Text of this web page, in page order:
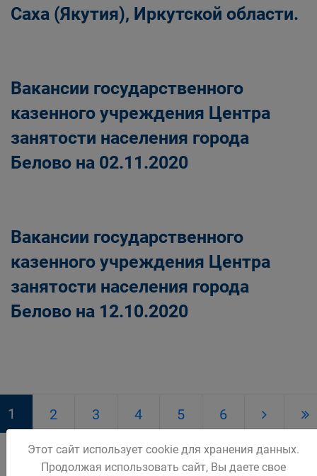
Саха (Якутия), Иркутской области.
Вакансии государственного
казенного учреждения Центра
занятости населения города
Белово на 02.11.2020
Вакансии государственного
казенного учреждения Центра
занятости населения города
Белово на 12.10.2020
1 2 3 4 5 6
Этот сайт использует cookie для хранения данных.
Продолжая использовать сайт, Вы даете свое